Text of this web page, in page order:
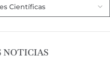
NOTICIAS